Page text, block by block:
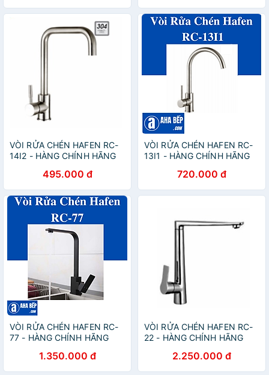
VÒI RỬA CHÉN HAFEN RC-
14I2 - HÀNG CHÍNH HÃNG
495.000 đ
VÒI RỬA CHÉN HAFEN RC-
13I1 - HÀNG CHÍNH HÃNG
720.000 đ
VÒI RỬA CHÉN HAFEN RC-
77 - HÀNG CHÍNH HÃNG
1.350.000 đ
VÒI RỬA CHÉN HAFEN RC-
22 - HÀNG CHÍNH HÃNG
2.250.000 đ